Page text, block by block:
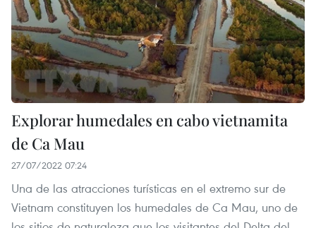
Explorar humedales en cabo vietnamita
de Ca Mau
27/07/2022 07:24
Una de las atracciones turísticas en el extremo sur de
Vietnam constituyen los humedales de Ca Mau, uno de